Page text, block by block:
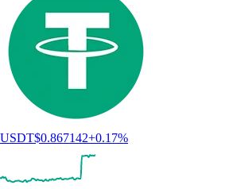
USDT$0.867142+0.17%